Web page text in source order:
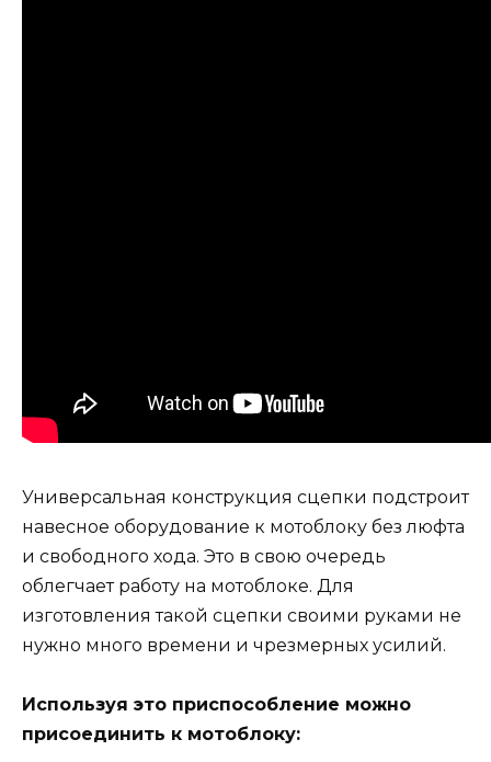
Универсальная конструкция сцепки подстроит
навесное оборудование к мотоблоку без люфта
и свободного хода. Это в свою очередь
облегчает работу на мотоблоке. Для
изготовления такой сцепки своими руками не
нужно много времени и чрезмерных усилий.
Используя это приспособление можно
присоединить к мотоблоку: